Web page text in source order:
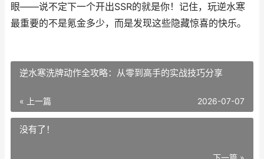
眼——说不定下一个开出SSR的就是你！记住，玩逆水寒
最重要的不是氪金多少，而是发现这些隐藏惊喜的快乐。
逆水寒洗牌动作全攻略：从零到高手的实战技巧分享
« 上一篇 2026-07-07
没有了！